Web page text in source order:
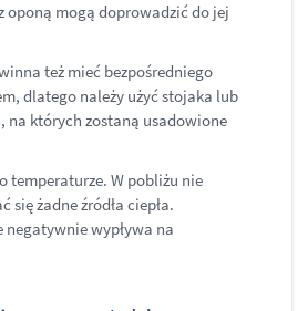
oponą mogą doprowadzić do jej
też mieć bezpośredniego
dlatego należy użyć stojaka lub
na których zostaną usadowione
temperaturze. W pobliżu nie
się żadne źródła ciepła.
negatywnie wypływa na